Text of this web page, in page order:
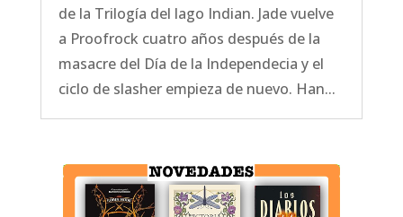
de la Trilogía del lago Indian. Jade vuelve
a Proofrock cuatro años después de la
masacre del Día de la Independecia y el
ciclo de slasher empieza de nuevo. Han...